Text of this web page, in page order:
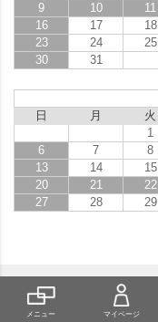
9
10 11
16
17 18
23
24 25
30
31
日
月 火
1
6
7 8
13
14 15
20
21 22
27
28 29
メニュー マイページ